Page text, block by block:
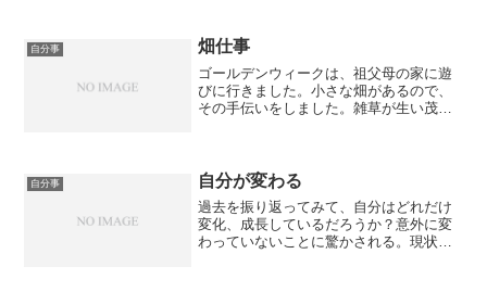
自分事 畑仕事
ゴールデンウィークは、祖父母の家に遊
びに行きました。小さな畑があるので、
その手伝いをしました。雑草が生い茂っ
初めて使った割には、とて...
自分事 自分が変わる
過去を振り返ってみて、自分はどれだけ
変化、成長しているだろうか？意外に変
わっていないことに驚かされる。現状維